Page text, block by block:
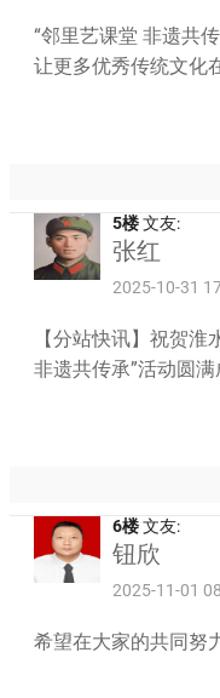
“邻里艺课堂 非遗共
让更多优秀传统文化
5楼文友:
张红
2025-10-31
【分站快讯】祝贺
非遗共传承”活动圆满
6楼文友:
钮欣
2025-11-01
希望在大家的共同努